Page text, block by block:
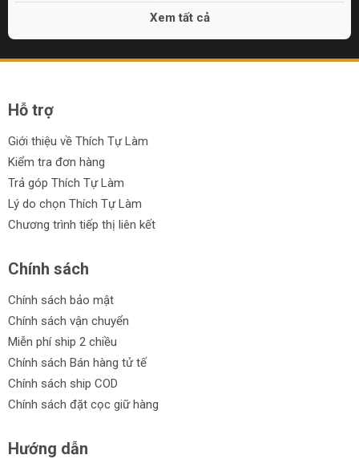
Xem tất cả
Hỗ trợ
Giới thiệu về Thích Tự Làm
Kiểm tra đơn hàng
Trả góp Thích Tự Làm
Lý do chọn Thích Tự Làm
Chương trình tiếp thị liên kết
Chính sách
Chính sách bảo mật
Chính sách vận chuyển
Miễn phí ship 2 chiều
Chính sách Bán hàng tử tế
Chính sách ship COD
Chính sách đặt cọc giữ hàng
Hướng dẫn